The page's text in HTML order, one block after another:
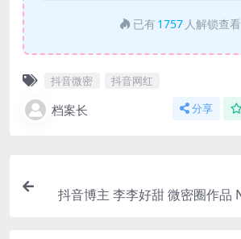
已有 1757 人解锁查看
抖音微密 抖音网红
档案长 分享
抖音博主 李李好甜 微密圈作品 NO.006期 【64P3